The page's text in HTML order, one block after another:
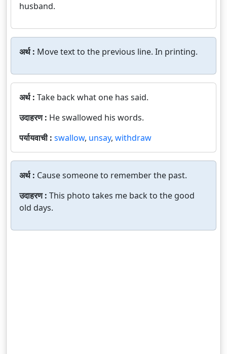
husband.
अर्थ : Move text to the previous line. In printing.
अर्थ : Take back what one has said.
उदाहरण : He swallowed his words.
पर्यायवाची : swallow, unsay, withdraw
अर्थ : Cause someone to remember the past.
उदाहरण : This photo takes me back to the good
old days.